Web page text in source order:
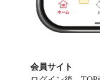
会員サイト